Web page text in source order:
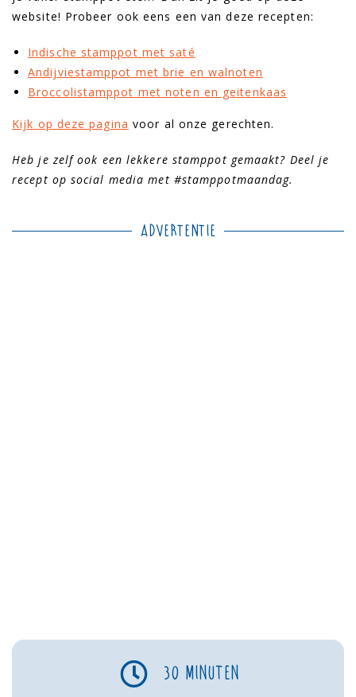
website! Probeer ook eens een van deze recepten:
Indische stamppot met saté
Andijviestamppot met brie en walnoten
Broccolistamppot met noten en geitenkaas
Kijk op deze pagina voor al onze gerechten.
Heb je zelf ook een lekkere stamppot gemaakt? Deel je
recept op social media met #stamppotmaandag.
Advertentie
30 minuten